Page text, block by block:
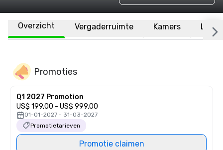
Overzicht Vergaderruimte Kamers
Promoties
Q1 2027 Promotion
US$ 199,00 - US$ 999,00
01-01-2027 - 31-03-2027
Promotietarieven
Promotie claimen